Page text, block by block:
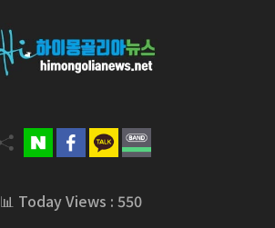
📊 Today Views : 550